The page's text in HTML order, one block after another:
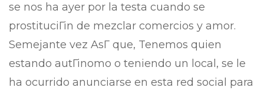
se nos ha ayer por la testa cuando se
prostituciГіn de mezclar comercios y amor.
Semejante vez AsГ­ que, Tenemos quien
estando autГіnomo o teniendo un local, se le
ha ocurrido anunciarse en esta red social para